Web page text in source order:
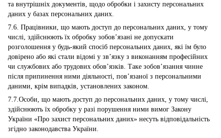
та внутрішніх документів, щодо обробки і захисту персональних
даних у базах персональних даних.
7.6. Працівники, що мають доступ до персональних даних, у тому
числі, здійснюють їх обробку зобов’язані не допускати
розголошення у будь-який спосіб персональних даних, які їм було
довірено або які стали відомі у зв’язку з виконанням професійних
чи службових або трудових обов’язків. Таке зобов’язання чинне
після припинення ними діяльності, пов’язаної з персональними
даними, крім випадків, установлених законом.
7.7.Особи, що мають доступ до персональних даних, у тому числі,
здійснюють їх обробку у разі порушення ними вимог Закону
України «Про захист персональних даних» несуть відповідальність
згідно законодавства України.